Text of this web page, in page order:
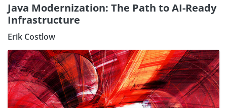
Java Modernization: The Path to AI-Ready
Infrastructure
Erik Costlow